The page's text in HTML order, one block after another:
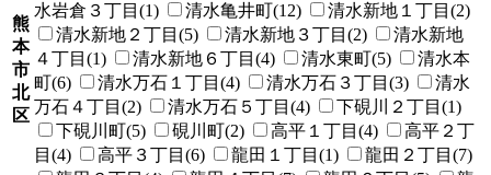
熊
本
市
北
区
水岩倉３丁目(1)
清水亀井町(12)
清水新地１丁目(2)
清水新地２丁目(5)
清水新地３丁目(2)
清水新地
４丁目(1)
清水新地６丁目(4) 清水東町(5)
清水本
町(6)
清水万石１丁目(4) 清水万石３丁目(3)
清水
万石４丁目(2)
清水万石５丁目(4)
下硯川２丁目(1)
下硯川町(5)
硯川町(2) 高平１丁目(4)
高平２丁
目(4)
高平３丁目(6) 龍田１丁目(1)
龍田２丁目(7)